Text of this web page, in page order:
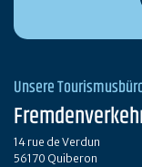
Unsere
14 rue de Verdun
56170 Quiberon